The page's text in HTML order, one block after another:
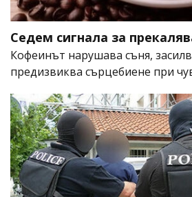
Седем сигнала за
Кофеинът нарушава съня,
предизвиква сърцебиене при